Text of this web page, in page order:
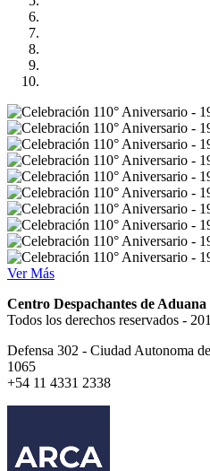
Ver Más
Centro Despachantes de
Todos los derechos reservados -
Defensa 302 - Ciudad Autonoma
1065
+54 11 4331 2338